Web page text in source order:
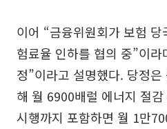
이어 “금융위원회가 보험
험료율 인하를 협의 중”이
정”이라고 설명했다. 당정
해 월 6900배럴 에너지 절
시행까지 포함하면 월 1만